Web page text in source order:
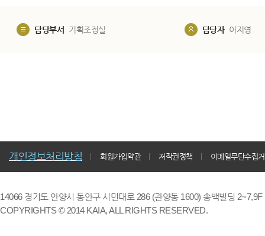
담당부서 기획조정실 담당자 이지영
개인정보처리방침 회원가입약관 저작권정책 이메일무단수집
14066 경기도 안양시 동안구 시민대로 286 (관양동 1600) 송백빌딩
COPYRIGHTS © 2014 KAIA, ALL RIGHTS RESERVED.